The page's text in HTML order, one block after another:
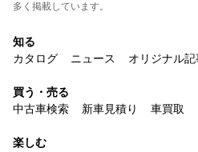
多く掲載しています。
知る
カタログ
ニュース オリジナル記
買う・売る
中古車検索
新車見積り 車買取
楽しむ